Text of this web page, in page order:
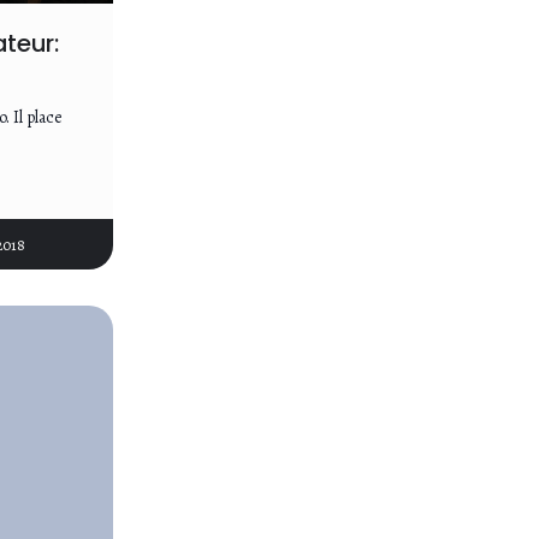
Il place